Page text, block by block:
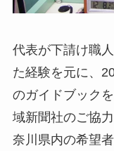
代表が下請け職
た経験を元に、
のガイドブック
域新聞社のご協
奈川県内の希望